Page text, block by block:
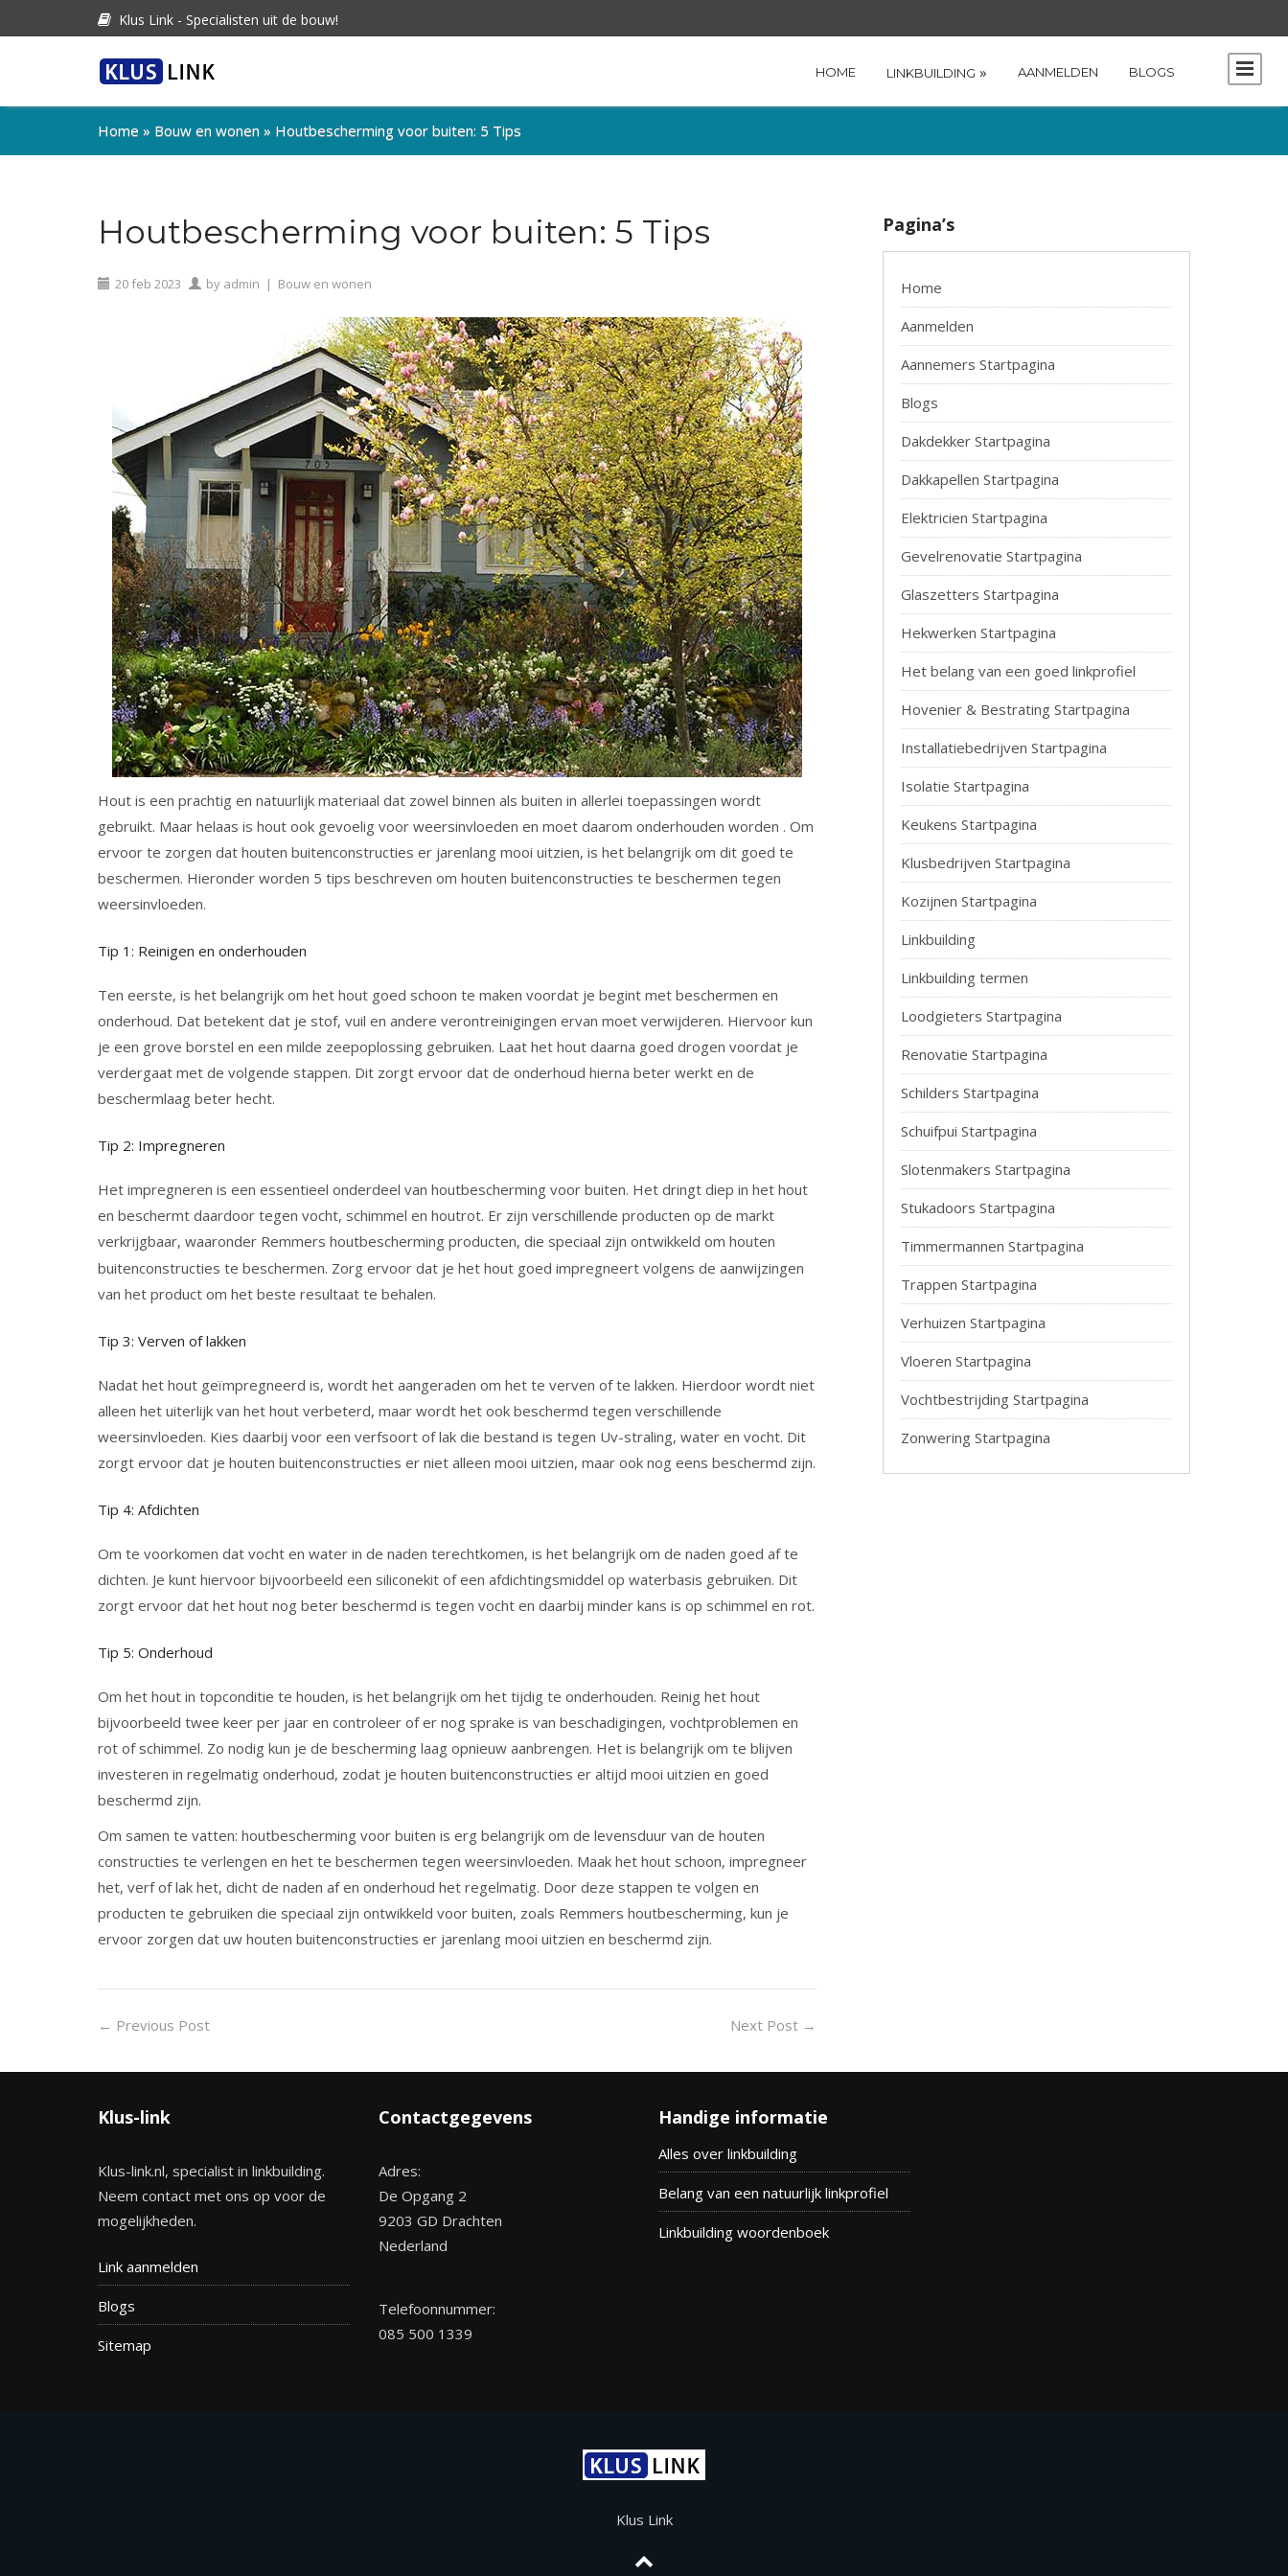
Klus Link - Specialisten uit de bouw!
HOME LINKBUILDING » AANMELDEN BLOGS
Home » Bouw en wonen » Houtbescherming voor buiten: 5 Tips
Houtbescherming voor buiten: 5 Tips
20 feb 2023 by admin | Bouw en wonen
Hout is een prachtig en natuurlijk materiaal dat zowel binnen als buiten in allerlei toepassingen wordt
gebruikt. Maar helaas is hout ook gevoelig voor weersinvloeden en moet daarom onderhouden worden . Om
ervoor te zorgen dat houten buitenconstructies er jarenlang mooi uitzien, is het belangrijk om dit goed te
beschermen. Hieronder worden 5 tips beschreven om houten buitenconstructies te beschermen tegen
weersinvloeden.
Tip 1: Reinigen en onderhouden
Ten eerste, is het belangrijk om het hout goed schoon te maken voordat je begint met beschermen en
onderhoud. Dat betekent dat je stof, vuil en andere verontreinigingen ervan moet verwijderen. Hiervoor kun
je een grove borstel en een milde zeepoplossing gebruiken. Laat het hout daarna goed drogen voordat je
verdergaat met de volgende stappen. Dit zorgt ervoor dat de onderhoud hierna beter werkt en de
beschermlaag beter hecht.
Tip 2: Impregneren
Het impregneren is een essentieel onderdeel van houtbescherming voor buiten. Het dringt diep in het hout
en beschermt daardoor tegen vocht, schimmel en houtrot. Er zijn verschillende producten op de markt
verkrijgbaar, waaronder Remmers houtbescherming producten, die speciaal zijn ontwikkeld om houten
buitenconstructies te beschermen. Zorg ervoor dat je het hout goed impregneert volgens de aanwijzingen
van het product om het beste resultaat te behalen.
Tip 3: Verven of lakken
Nadat het hout geïmpregneerd is, wordt het aangeraden om het te verven of te lakken. Hierdoor wordt niet
alleen het uiterlijk van het hout verbeterd, maar wordt het ook beschermd tegen verschillende
weersinvloeden. Kies daarbij voor een verfsoort of lak die bestand is tegen Uv-straling, water en vocht. Dit
zorgt ervoor dat je houten buitenconstructies er niet alleen mooi uitzien, maar ook nog eens beschermd zijn.
Tip 4: Afdichten
Om te voorkomen dat vocht en water in de naden terechtkomen, is het belangrijk om de naden goed af te
dichten. Je kunt hiervoor bijvoorbeeld een siliconekit of een afdichtingsmiddel op waterbasis gebruiken. Dit
zorgt ervoor dat het hout nog beter beschermd is tegen vocht en daarbij minder kans is op schimmel en rot.
Tip 5: Onderhoud
Om het hout in topconditie te houden, is het belangrijk om het tijdig te onderhouden. Reinig het hout
bijvoorbeeld twee keer per jaar en controleer of er nog sprake is van beschadigingen, vochtproblemen en
rot of schimmel. Zo nodig kun je de bescherming laag opnieuw aanbrengen. Het is belangrijk om te blijven
investeren in regelmatig onderhoud, zodat je houten buitenconstructies er altijd mooi uitzien en goed
beschermd zijn.
Om samen te vatten: houtbescherming voor buiten is erg belangrijk om de levensduur van de houten
constructies te verlengen en het te beschermen tegen weersinvloeden. Maak het hout schoon, impregneer
het, verf of lak het, dicht de naden af en onderhoud het regelmatig. Door deze stappen te volgen en
producten te gebruiken die speciaal zijn ontwikkeld voor buiten, zoals Remmers houtbescherming, kun je
ervoor zorgen dat uw houten buitenconstructies er jarenlang mooi uitzien en beschermd zijn.
← Previous Post Next Post →
Pagina’s
Home
Aanmelden
Aannemers Startpagina
Blogs
Dakdekker Startpagina
Dakkapellen Startpagina
Elektricien Startpagina
Gevelrenovatie Startpagina
Glaszetters Startpagina
Hekwerken Startpagina
Het belang van een goed linkprofiel
Hovenier & Bestrating Startpagina
Installatiebedrijven Startpagina
Isolatie Startpagina
Keukens Startpagina
Klusbedrijven Startpagina
Kozijnen Startpagina
Linkbuilding
Linkbuilding termen
Loodgieters Startpagina
Renovatie Startpagina
Schilders Startpagina
Schuifpui Startpagina
Slotenmakers Startpagina
Stukadoors Startpagina
Timmermannen Startpagina
Trappen Startpagina
Verhuizen Startpagina
Vloeren Startpagina
Vochtbestrijding Startpagina
Zonwering Startpagina
Klus-link
Klus-link.nl, specialist in linkbuilding.
Neem contact met ons op voor de
mogelijkheden.
Link aanmelden
Blogs
Sitemap
Contactgegevens
Adres:
De Opgang 2
9203 GD Drachten
Nederland
Telefoonnummer:
085 500 1339
Handige informatie
Alles over linkbuilding
Belang van een natuurlijk linkprofiel
Linkbuilding woordenboek
Klus Link